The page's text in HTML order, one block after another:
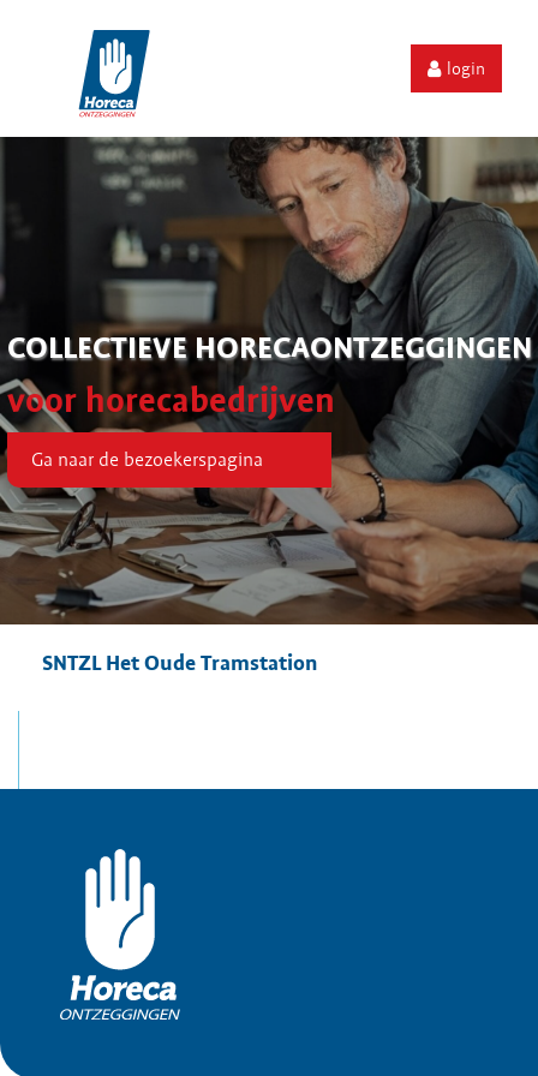
login
COLLECTIEVE HORECAONTZEGGINGEN
voor horecabedrijven
Ga naar de bezoekerspagina
SNTZL Het Oude Tramstation